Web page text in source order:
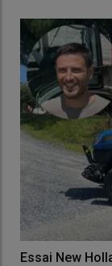
Essai New